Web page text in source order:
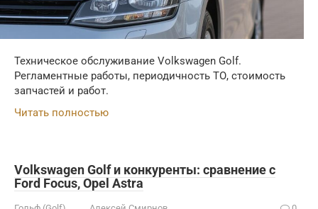
Техническое обслуживание Volkswagen Golf.
Регламентные работы, периодичность ТО, стоимость
запчастей и работ.
Читать полностью
Volkswagen Golf и конкуренты: сравнение с
Ford Focus, Opel Astra